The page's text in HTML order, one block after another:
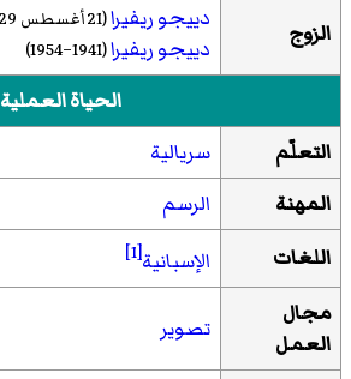
الزوج دييجو ريفيرا(21 أغسطس 1929–6 نوفمبر 1939)
دييجو ريفيرا(1941–1954)
الحياة العملية
التعلّم
سريالية
المهنة
الرسم
اللغات
الإسبانية[1]
مجال
العمل
تصوير